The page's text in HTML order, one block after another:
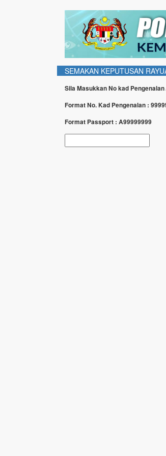
SEMAKAN KEPUTUSAN
Sila Masukkan No kad
Format No. Kad Pengenalan :
Format Passport : A99999999